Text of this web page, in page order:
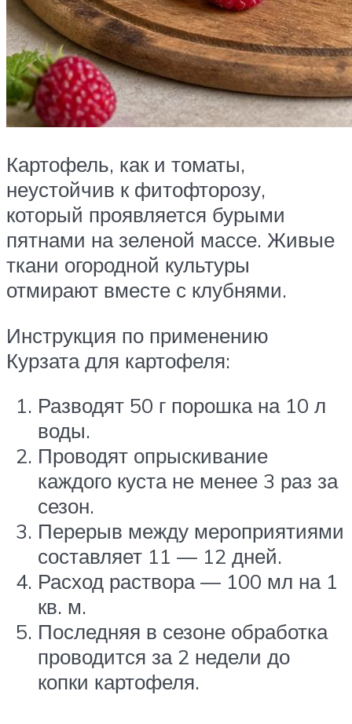
Картофель, как и томаты,
неустойчив к фитофторозу,
который проявляется бурыми
пятнами на зеленой массе. Живые
ткани огородной культуры
отмирают вместе с клубнями.
Инструкция по применению
Курзата для картофеля:
Разводят 50 г порошка на 10 л
воды.
Проводят опрыскивание
каждого куста не менее 3 раз за
сезон.
Перерыв между мероприятиями
составляет 11 — 12 дней.
Расход раствора — 100 мл на 1
кв. м.
Последняя в сезоне обработка
проводится за 2 недели до
копки картофеля.